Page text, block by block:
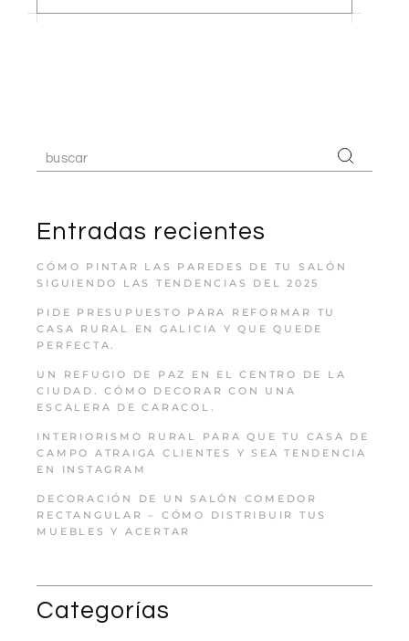
Entradas recientes
CÓMO PINTAR LAS PAREDES DE TU SALÓN
SIGUIENDO LAS TENDENCIAS DEL 2025
PIDE PRESUPUESTO PARA REFORMAR TU
CASA RURAL EN GALICIA Y QUE QUEDE
PERFECTA.
UN REFUGIO DE PAZ EN EL CENTRO DE LA
CIUDAD. CÓMO DECORAR CON UNA
ESCALERA DE CARACOL.
INTERIORISMO RURAL PARA QUE TU CASA DE
CAMPO ATRAIGA CLIENTES Y SEA TENDENCIA
EN INSTAGRAM
DECORACIÓN DE UN SALÓN COMEDOR
RECTANGULAR – CÓMO DISTRIBUIR TUS
MUEBLES Y ACERTAR
Categorías